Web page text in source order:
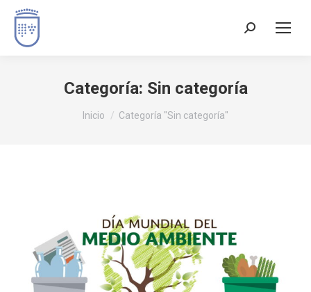
Buscar:
Categoría: Sin categoría
Estás aquí:
Inicio Categoría "Sin categoría"